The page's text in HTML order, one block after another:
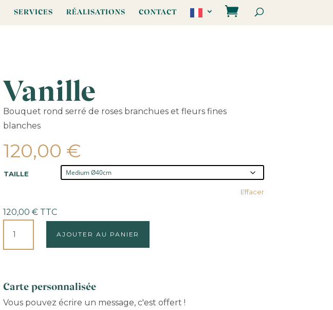
SERVICES RÉALISATIONS CONTACT
Vanille
Bouquet rond serré de roses branchues et fleurs fines
blanches
120,00 €
TAILLE
Effacer
120,00 € TTC
AJOUTER AU PANIER
Carte personnalisée
Vous pouvez écrire un message, c'est offert !